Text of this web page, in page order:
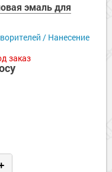
эмаль для
/ Нанесение
заказ